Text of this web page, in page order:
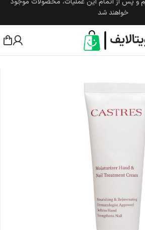
خواهند شد
مراقبت از پوست بدن/دست